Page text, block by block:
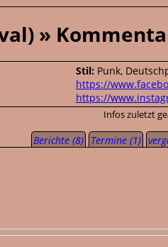
»
Stil: Punk,
https://
https://
Infos zuletzt
Berichte (8) Termine (1)